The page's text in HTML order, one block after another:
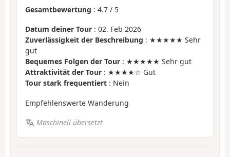
Gesamtbewertung : 4.7 / 5
Datum deiner Tour : 02. Feb 2026
Zuverlässigkeit der Beschreibung : ★★★★★ Sehr
gut
Bequemes Folgen der Tour : ★★★★★ Sehr gut
Attraktivität der Tour : ★★★★☆ Gut
Tour stark frequentiert : Nein
Empfehlenswerte Wanderung
Maschinell übersetzt